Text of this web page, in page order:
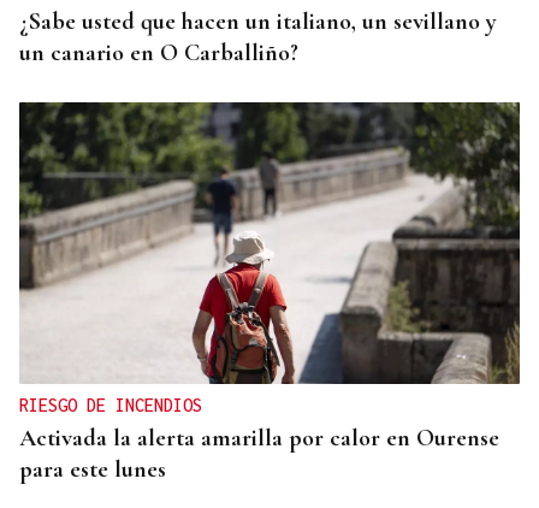
¿Sabe usted que hacen un italiano, un sevillano y
un canario en O Carballiño?
RIESGO DE INCENDIOS
Activada la alerta amarilla por calor en Ourense
para este lunes